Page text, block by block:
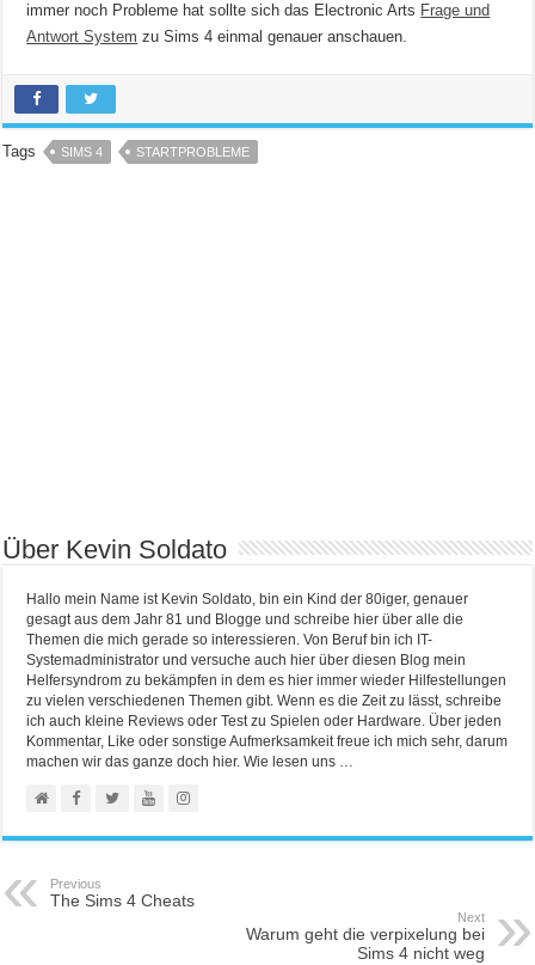
immer noch Probleme hat sollte sich das Electronic Arts Frage und
Antwort System zu Sims 4 einmal genauer anschauen.
Tags SIMS 4 STARTPROBLEME
Über Kevin Soldato
Hallo mein Name ist Kevin Soldato, bin ein Kind der 80iger, genauer
gesagt aus dem Jahr 81 und Blogge und schreibe hier über alle die
Themen die mich gerade so interessieren. Von Beruf bin ich IT-
Systemadministrator und versuche auch hier über diesen Blog mein
Helfersyndrom zu bekämpfen in dem es hier immer wieder Hilfestellungen
zu vielen verschiedenen Themen gibt. Wenn es die Zeit zu lässt, schreibe
ich auch kleine Reviews oder Test zu Spielen oder Hardware. Über jeden
Kommentar, Like oder sonstige Aufmerksamkeit freue ich mich sehr, darum
machen wir das ganze doch hier. Wie lesen uns …
Previous
The Sims 4 Cheats
Next
Warum geht die verpixelung bei
Sims 4 nicht weg